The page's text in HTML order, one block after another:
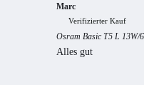
Marc
Verifizierter Kauf
Osram Basic T5 L 13W/
Alles gut